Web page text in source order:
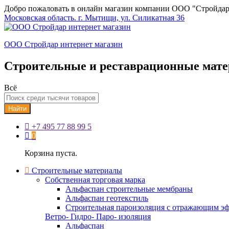
Добро пожаловать в онлайн магазин компании ООО
Московская область. г. Мытищи, ул. Силикатная 36
ООО Стройдар интернет магазин
Строительные и реставрационные
Всё
Найти
+7 495 77 88 99 5
0
Корзина пуста.
Строительные материалы
Собственная торговая марка
Альфаспан строительные мембраны
Альфаспан геотекстиль
Строительная пароизоляция с отражающим
Ветро- Гидро- Паро- изоляция
Альфаспан